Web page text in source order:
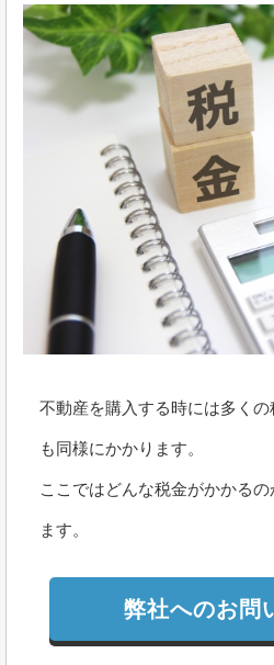
不動産を購入する時には多く
も同様にかかります。
ここではどんな税金がかかる
ます。
弊社へのお問